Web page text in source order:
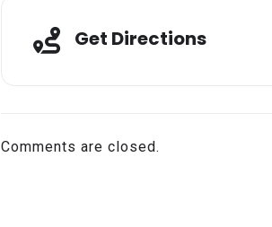
Get Directions
Comments are closed.